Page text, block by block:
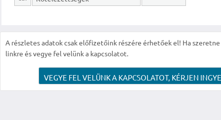
A részletes adatok csak előfizetőink részére érhetőek el! Ha
linkre és vegye fel velünk a kapcsolatot.
VEGYE FEL VELÜNK A KAPCSOLATOT, KÉRJEN